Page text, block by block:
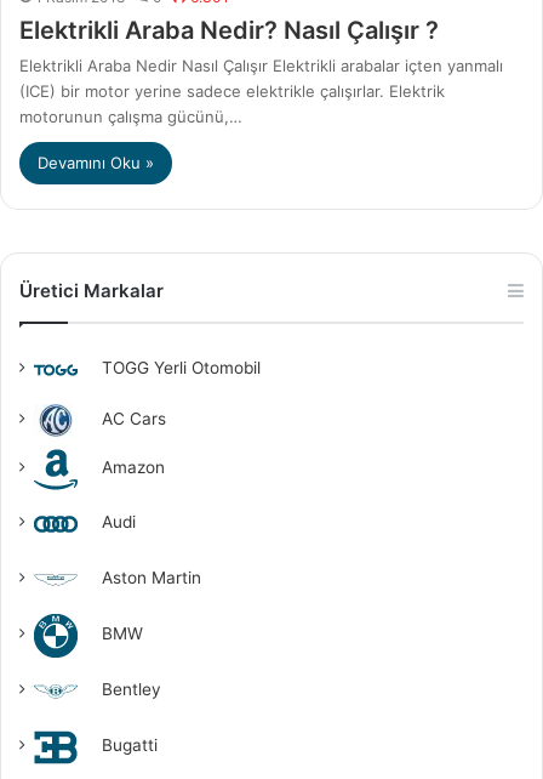
Elektrikli Araba Nedir? Nasıl Çalışır ?
Elektrikli Araba Nedir Nasıl Çalışır Elektrikli arabalar içten yanmalı
(ICE) bir motor yerine sadece elektrikle çalışırlar. Elektrik
motorunun çalışma gücünü,…
Devamını Oku »
Üretici Markalar
TOGG Yerli Otomobil
AC Cars
Amazon
Audi
Aston Martin
BMW
Bentley
Bugatti